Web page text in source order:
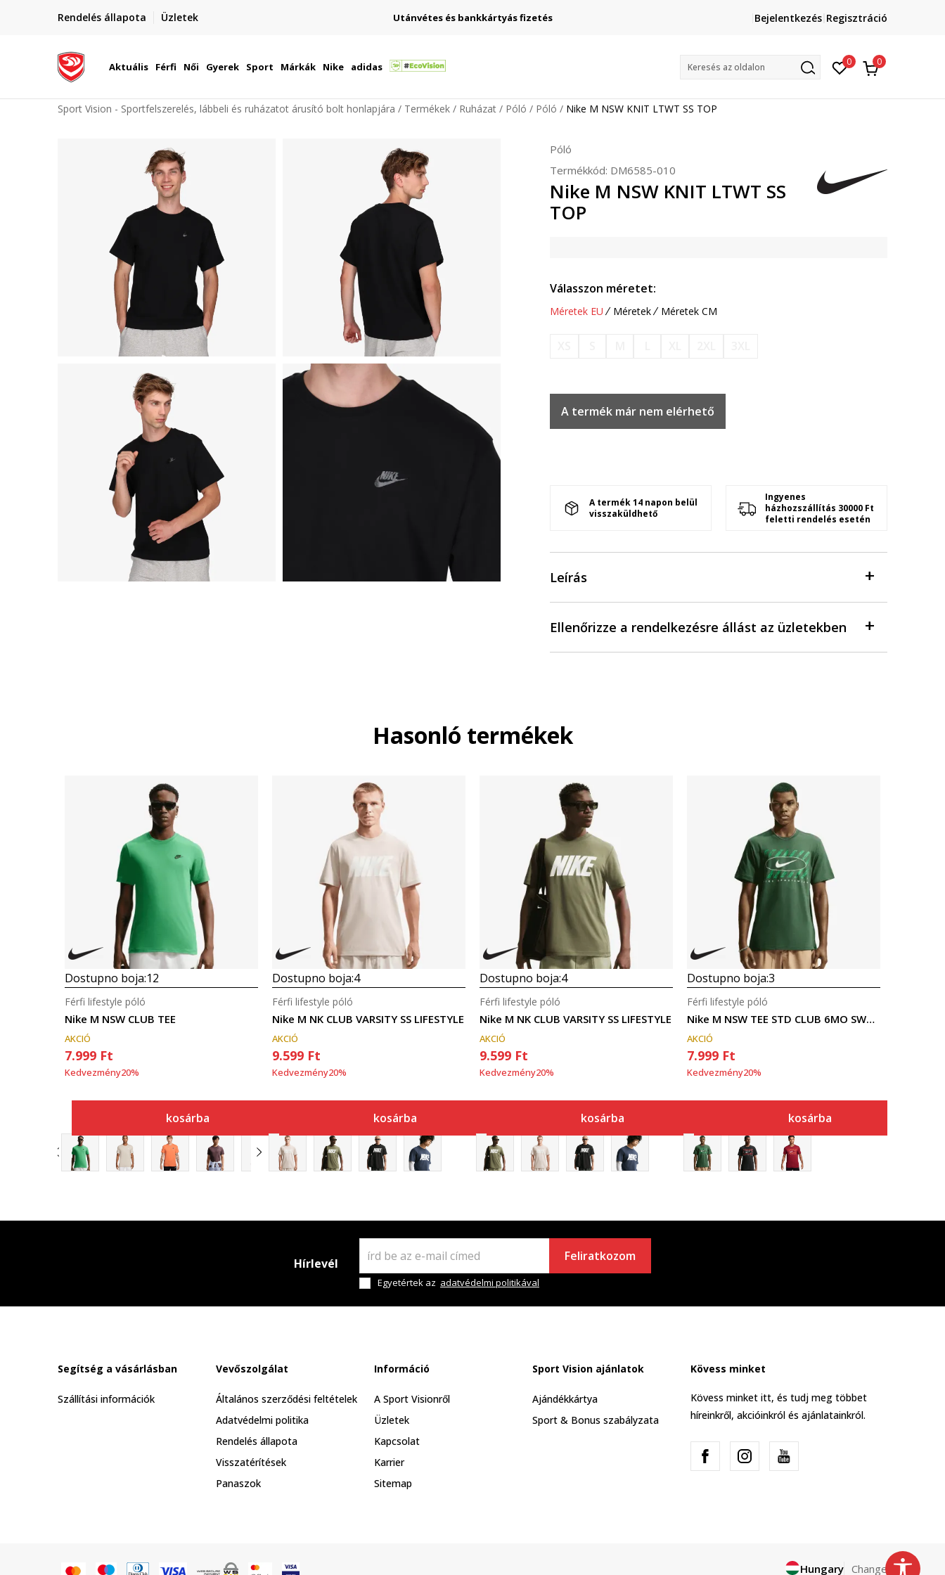
Rendelés állapota Üzletek
Szállítás Magyarország területén Utánvétes és bankkártyás fizetés
Lépj velünk kapcsolatba
online@sport-vision.huBejelentkezés Regisztráció
Aktuális Férfi Női Gyerek Sport Márkák Nike adidas Keresés az oldalon 0 0
Sport Vision - Sportfelszerelés, lábbeli és ruházatot árusító bolt honlapjára Termékek Ruházat Póló Póló Nike M NSW KNIT LTWT SS TOP
Póló
Termékkód: DM6585-010
Nike M NSW KNIT LTWT SS
TOP
Válasszon méretet:
Méretek EU Méretek Méretek CM
A termék már nem elérhető
A termék 14 napon belül
visszaküldhető
Ingyenes
házhozszállítás 30000 Ft
feletti rendelés esetén
Leírás
Ellenőrizze a rendelkezésre állást az üzletekben
Hasonló termékek
Dostupno boja:12
Nike M NSW CLUB TEE
Férfi lifestyle póló
AKCIÓ
7.999 Ft
Kedvezmény20%
kosárba
Dostupno boja:4
Nike M NK CLUB VARSITY SS LIFESTYLE
Férfi lifestyle póló
AKCIÓ
9.599 Ft
Kedvezmény20%
kosárba
Dostupno boja:4
Nike M NK CLUB VARSITY SS LIFESTYLE
Férfi lifestyle póló
AKCIÓ
9.599 Ft
Kedvezmény20%
kosárba
Dostupno boja:3
Nike M NSW TEE STD CLUB 6MO SWOOSH
Férfi lifestyle póló
AKCIÓ
7.999 Ft
Kedvezmény20%
kosárba
Hírlevél Feliratkozom
Egyetértek az adatvédelmi politikával
Segítség a vásárlásban
Szállítási információk
Vevőszolgálat
Általános szerződési feltételek
Adatvédelmi politika
Rendelés állapota
Visszatérítések
Panaszok
Információ
A Sport Visionről
Üzletek
Kapcsolat
Karrier
Sitemap
Sport Vision ajánlatok
Ajándékkártya
Sport & Bonus szabályzata
Kövess minket
Kövess minket itt, és tudj meg többet
híreinkről, akcióinkról és ajánlatainkról.
Hungary Change